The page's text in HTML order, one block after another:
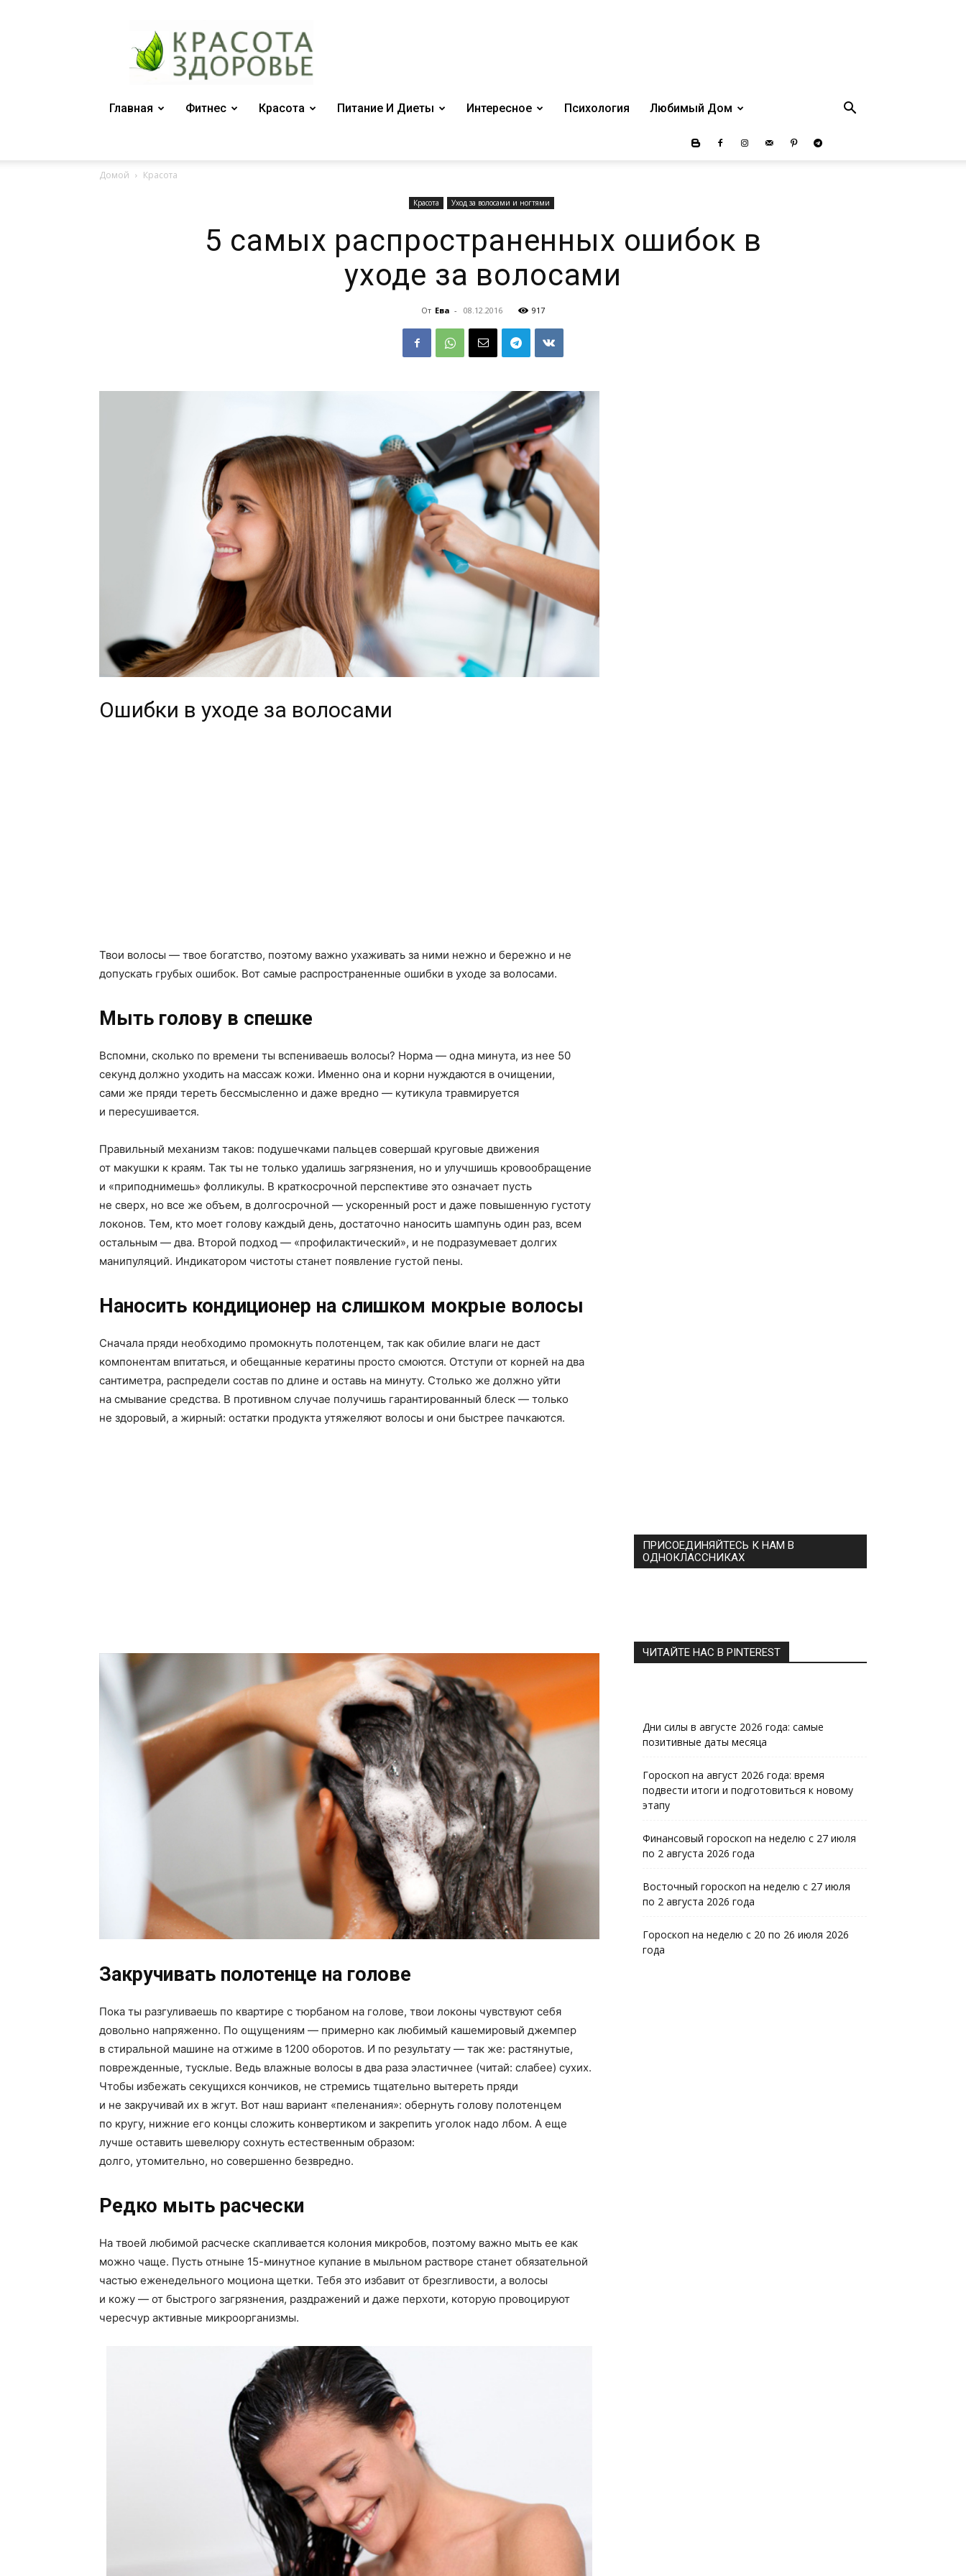
журнал
"Красота
и
Главная
Фитнес Красота Питание И Диеты Интересное Психология Любимый Дом
Домой Красота
Красота Уход за волосами и ногтями
5 самых распространенных ошибок в
уходе за волосами
От Ева - 08.12.2016 917
Ошибки в уходе за волосами
Твои волосы — твое богатство, поэтому важно ухаживать за ними нежно и бережно и не
допускать грубых ошибок. Вот самые распространенные ошибки в уходе за волосами.
Мыть голову в спешке
Вспомни, сколько по времени ты вспениваешь волосы? Норма — одна минута, из нее 50
секунд должно уходить на массаж кожи. Именно она и корни нуждаются в очищении,
сами же пряди тереть бессмысленно и даже вредно — кутикула травмируется
и пересушивается.
Правильный механизм таков: подушечками пальцев совершай круговые движения
от макушки к краям. Так ты не только удалишь загрязнения, но и улучшишь кровообращение
и «приподнимешь» фолликулы. В краткосрочной перспективе это означает пусть
не сверх, но все же объем, в долгосрочной — ускоренный рост и даже повышенную густоту
локонов. Тем, кто моет голову каждый день, достаточно наносить шампунь один раз, всем
остальным — два. Второй подход — «профилактический», и не подразумевает долгих
манипуляций. Индикатором чистоты станет появление густой пены.
Наносить кондиционер на слишком мокрые волосы
Сначала пряди необходимо промокнуть полотенцем, так как обилие влаги не даст
компонентам впитаться, и обещанные кератины просто смоются. Отступи от корней на два
сантиметра, распредели состав по длине и оставь на минуту. Столько же должно уйти
на смывание средства. В противном случае получишь гарантированный блеск — только
не здоровый, а жирный: остатки продукта утяжеляют волосы и они быстрее пачкаются.
Закручивать полотенце на голове
Пока ты разгуливаешь по квартире с тюрбаном на голове, твои локоны чувствуют себя
довольно напряженно. По ощущениям — примерно как любимый кашемировый джемпер
в стиральной машине на отжиме в 1200 оборотов. И по результату — так же: растянутые,
поврежденные, тусклые. Ведь влажные волосы в два раза эластичнее (читай: слабее) сухих.
Чтобы избежать секущихся кончиков, не стремись тщательно вытереть пряди
и не закручивай их в жгут. Вот наш вариант «пеленания»: обернуть голову полотенцем
по кругу, нижние его концы сложить конвертиком и закрепить уголок надо лбом. А еще
лучше оставить шевелюру сохнуть естественным образом:
долго, утомительно, но совершенно безвредно.
Редко мыть расчески
На твоей любимой расческе скапливается колония микробов, поэтому важно мыть ее как
можно чаще. Пусть отныне 15-минутное купание в мыльном растворе станет обязательной
частью еженедельного моциона щетки. Тебя это избавит от брезгливости, а волосы
и кожу — от быстрого загрязнения, раздражений и даже перхоти, которую провоцируют
чересчур активные микроорганизмы.
ПРИСОЕДИНЯЙТЕСЬ К НАМ В
ОДНОКЛАССНИКАХ
ЧИТАЙТЕ НАС В PINTEREST
Дни силы в августе 2026 года: самые
позитивные даты месяца
Гороскоп на август 2026 года: время
подвести итоги и подготовиться к новому
этапу
Финансовый гороскоп на неделю с 27 июля
по 2 августа 2026 года
Восточный гороскоп на неделю с 27 июля
по 2 августа 2026 года
Гороскоп на неделю с 20 по 26 июля 2026
года